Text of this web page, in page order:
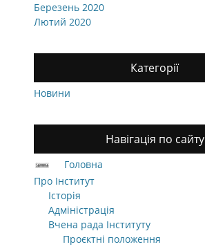
Березень 2020
Лютий 2020
Категорії
Новини
Навігація по сайту
Головна
Про Інститут
Історія
Адміністрація
Вчена рада Інституту
Проєктні положення